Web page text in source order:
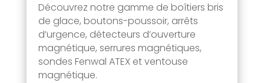
Découvrez notre gamme de boîtiers bris
de glace, boutons-poussoir, arrêts
d’urgence, détecteurs d’ouverture
magnétique, serrures magnétiques,
sondes Fenwal ATEX et ventouse
magnétique.